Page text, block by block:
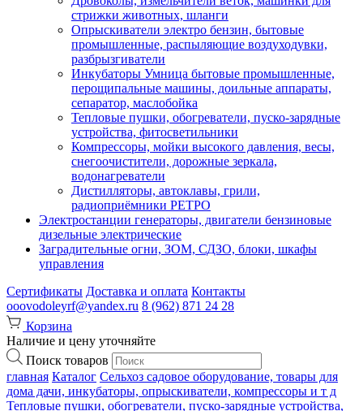
стрижки животных, шланги
Опрыскиватели электро бензин, бытовые
промышленные, распыляющие воздуходувки,
разбрызгиватели
Инкубаторы Умница бытовые промышленные,
перощипальные машины, доильные аппараты,
сепаратор, маслобойка
Тепловые пушки, обогреватели, пуско-зарядные
устройства, фитосветильники
Компрессоры, мойки высокого давления, весы,
снегоочистители, дорожные зеркала,
водонагреватели
Дистилляторы, автоклавы, грили,
радиоприёмники РЕТРО
Электростанции генераторы, двигатели бензиновые
дизельные электрические
Заградительные огни, ЗОМ, СДЗО, блоки, шкафы
управления
Сертификаты Доставка и оплата Контакты
ooovodoleyrf@yandex.ru 8 (962) 871 24 28
Корзина
Наличие и цену уточняйте
Поиск товаров
главная Каталог Сельхоз садовое оборудование, товары для
дома дачи, инкубаторы, опрыскиватели, компрессоры и т д
Тепловые пушки, обогреватели, пуско-зарядные устройства,